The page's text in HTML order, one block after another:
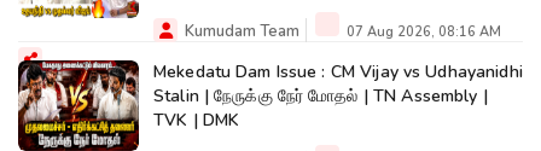
Kumudam Team 07 Aug 2026, 08:16 AM
Mekedatu Dam Issue : CM Vijay vs Udhayanidhi
Stalin | நேருக்கு நேர் மோதல் | TN Assembly |
TVK | DMK